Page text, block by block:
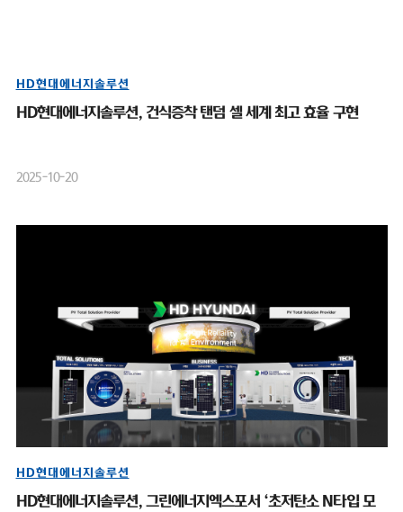
HD현대에너지솔루션
HD현대에너지솔루션, 건식증착 탠덤 셀 세계 최고 효율 구현
2025-10-20
HD현대에너지솔루션
HD현대에너지솔루션, 그린에너지엑스포서 ‘초저탄소 N타입 모